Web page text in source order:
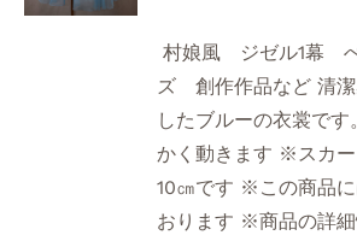
村娘風 ジゼル1幕
ズ 創作作品など 清潔
したブルーの衣裳で
かく動きます ※スカ
10㎝です ※この商品
おります ※商品の詳